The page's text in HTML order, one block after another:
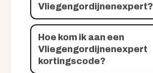
Vliegengordijnenexpert?
Hoe kom ik aan een
Vliegengordijnenexpert
kortingscode?